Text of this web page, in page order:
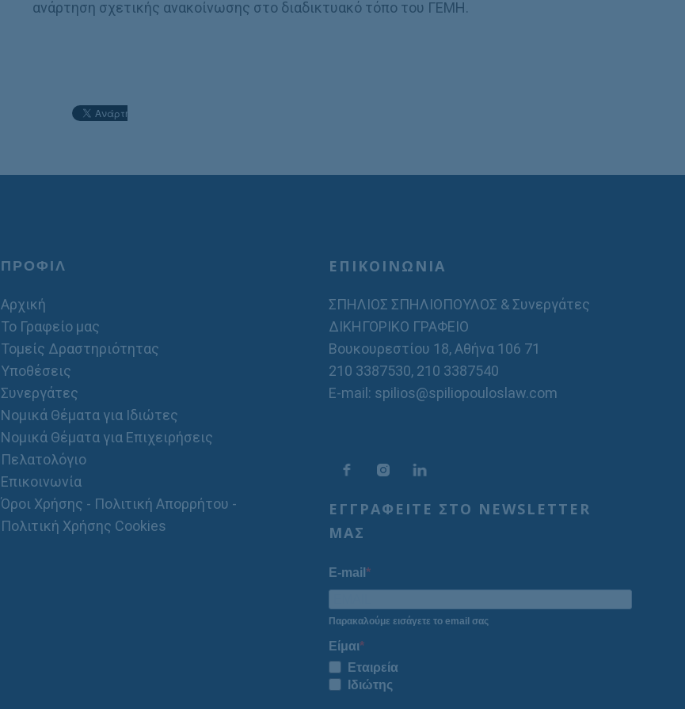
ανάρτηση σχετικής ανακοίνωσης στο διαδικτυακό τόπο του ΓEMH.
ΠΡΟΦΙΛ
Αρχική
Το Γραφείο μας
Τομείς Δραστηριότητας
Υποθέσεις
Συνεργάτες
Νομικά Θέματα για Ιδιώτες
Νομικά Θέματα για Επιχειρήσεις
Πελατολόγιο
Επικοινωνία
Όροι Χρήσης - Πολιτική Απορρήτου -
Πολιτική Χρήσης Cookies
ΕΠΙΚΟΙΝΩΝΙΑ
ΣΠΗΛΙΟΣ ΣΠΗΛΙΟΠΟΥΛΟΣ & Συνεργάτες
ΔΙΚΗΓΟΡΙΚΟ ΓΡΑΦΕΙΟ
Βουκουρεστίου 18, Αθήνα 106 71
210 3387530, 210 3387540
E-mail: spilios@spiliopouloslaw.com
ΕΓΓΡΑΦΕΙΤΕ ΣΤΟ NEWSLETTER
ΜΑΣ
E-mail
Παρακαλούμε εισάγετε το email σας
Είμαι
Εταιρεία
Ιδιώτης